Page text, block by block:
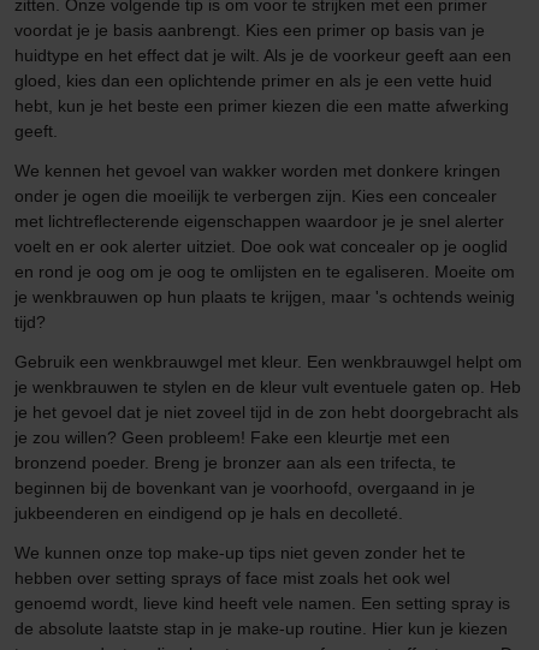
zitten. Onze volgende tip is om voor te strijken met een primer
voordat je je basis aanbrengt. Kies een primer op basis van je
huidtype en het effect dat je wilt. Als je de voorkeur geeft aan een
gloed, kies dan een oplichtende primer en als je een vette huid
hebt, kun je het beste een primer kiezen die een matte afwerking
geeft.
We kennen het gevoel van wakker worden met donkere kringen
onder je ogen die moeilijk te verbergen zijn. Kies een concealer
met lichtreflecterende eigenschappen waardoor je je snel alerter
voelt en er ook alerter uitziet. Doe ook wat concealer op je ooglid
en rond je oog om je oog te omlijsten en te egaliseren. Moeite om
je wenkbrauwen op hun plaats te krijgen, maar 's ochtends weinig
tijd?
Gebruik een wenkbrauwgel met kleur. Een wenkbrauwgel helpt om
je wenkbrauwen te stylen en de kleur vult eventuele gaten op. Heb
je het gevoel dat je niet zoveel tijd in de zon hebt doorgebracht als
je zou willen? Geen probleem! Fake een kleurtje met een
bronzend poeder. Breng je bronzer aan als een trifecta, te
beginnen bij de bovenkant van je voorhoofd, overgaand in je
jukbeenderen en eindigend op je hals en decolleté.
We kunnen onze top make-up tips niet geven zonder het te
hebben over setting sprays of face mist zoals het ook wel
genoemd wordt, lieve kind heeft vele namen. Een setting spray is
de absolute laatste stap in je make-up routine. Hier kun je kiezen